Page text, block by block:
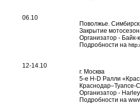
06.10
Поволжье. Симбирск
Закрытие
Организатор -
Подробности на
12-14.10
г. Москва
5-е H-D Ралли
Организатор -
Подробности на